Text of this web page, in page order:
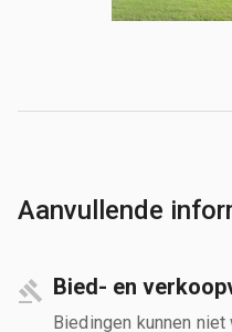
Aanvullende
Bied- en
Biedingen kunnen